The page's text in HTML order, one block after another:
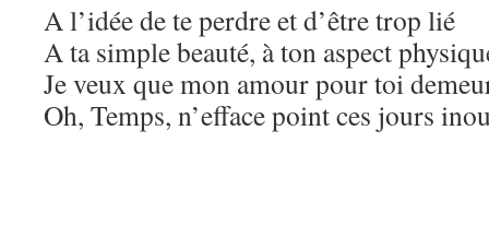
A l’idée de te perdre et d’être trop lié
A ta simple beauté, à ton aspect
Je veux que mon amour pour toi
Oh, Temps, n’efface point ces jours